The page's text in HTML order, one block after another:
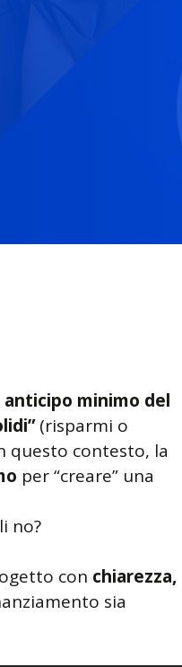
anticipo minimo del
(risparmi o
questo contesto, la
per “creare” una
no?
con chiarezza,
sia